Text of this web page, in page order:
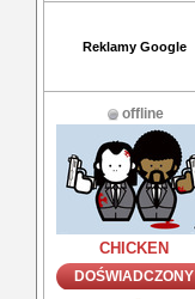
Reklamy Google
offline
CHICKEN
DOŚWIADCZONY